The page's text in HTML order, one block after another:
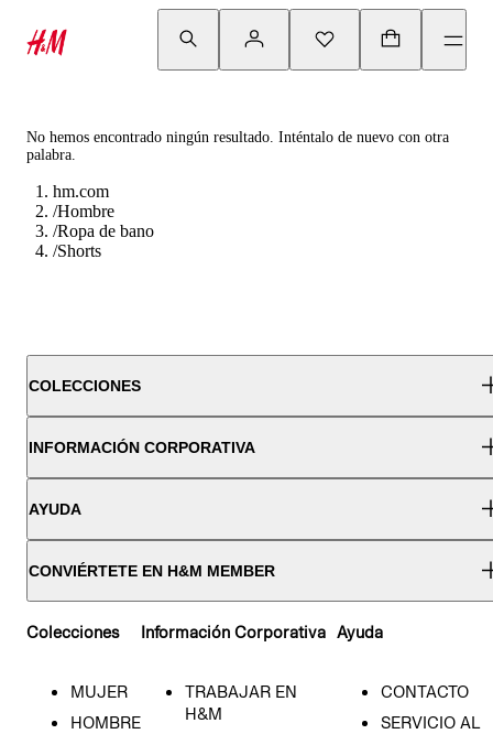
No hemos encontrado ningún resultado. Inténtalo de nuevo con otra
palabra.
hm.com
/Hombre
/Ropa de bano
/Shorts
COLECCIONES
INFORMACIÓN CORPORATIVA
AYUDA
CONVIÉRTETE EN H&M MEMBER
Colecciones
MUJER
HOMBRE
Información Corporativa
TRABAJAR EN
H&M
Ayuda
CONTACTO
SERVICIO AL